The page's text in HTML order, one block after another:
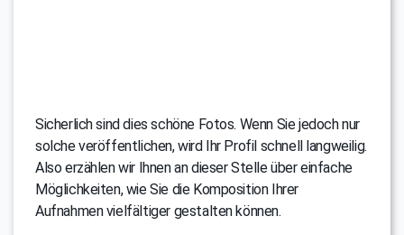
Sicherlich sind dies schöne Fotos. Wenn Sie jedoch nur
solche veröffentlichen, wird Ihr Profil schnell langweilig.
Also erzählen wir Ihnen an dieser Stelle über einfache
Möglichkeiten, wie Sie die Komposition Ihrer
Aufnahmen vielfältiger gestalten können.